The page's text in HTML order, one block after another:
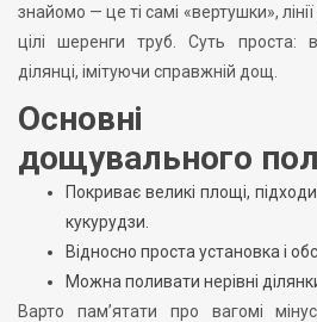
знайомо — це ті самі «вертушки»,
цілі шеренги труб. Суть проста:
ділянці, імітуючи справжній дощ.
Основні
дощувального
Покриває великі площі,
кукурудзи.
Відносно проста установка і
Можна поливати нерівні
Варто памʼятати про вагомі